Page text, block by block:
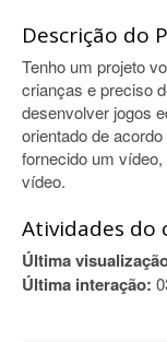
Descrição do
Tenho um projeto
crianças e preciso
desenvolver jogos
orientado de
fornecido um
vídeo.
Atividades do
Última
Última interação: